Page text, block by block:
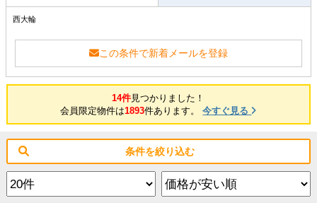
西大輪
この条件で新着メールを登録
14件見つかりました！
会員限定物件は1893件あります。今すぐ見る
条件を絞り込む